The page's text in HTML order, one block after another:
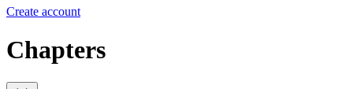
Create account
Chapters